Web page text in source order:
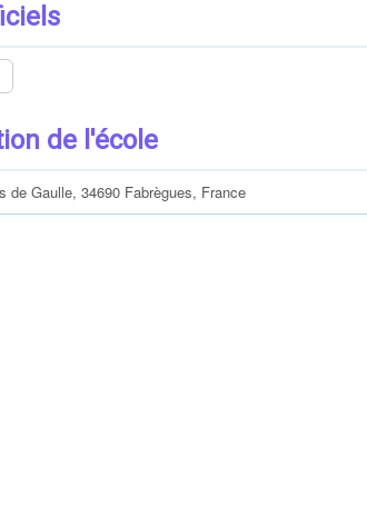
de l'école
de Gaulle, 34690 Fabrègues, France